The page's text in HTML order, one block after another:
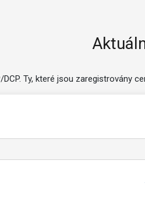
Ty, které jsou zaregistrovány